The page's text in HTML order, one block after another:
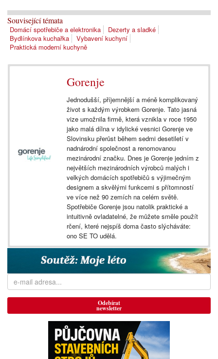
Související témata
Domácí spotřebiče a elektronika
Dezerty a sladké
Bydlínkova kuchařka
Vybavení kuchyní
Praktická moderní kuchyně
Gorenje
Jednodušší, příjemnější a méně komplikovaný
život s každým výrobkem Gorenje. Tato jasná
vize umožnila firmě, která vznikla v roce 1950
jako malá dílna v idylické vesnici Gorenje ve
Slovinsku přerůst během sedmi desetiletí v
nadnárodní společnost a renomovanou
mezinárodní značku. Dnes je Gorenje jedním z
největších mezinárodních výrobců malých i
velkých domácích spotřebičů s výjimečným
designem a skvělými funkcemi s přítomností
ve více než 90 zemích na celém světě.
Spotřebiče Gorenje jsou natolik praktické a
intuitivně ovladatelné, že můžete směle použít
rčení, které nejspíš doma často slýcháváte:
ono SE TO udělá.
Odebírat
newsletter